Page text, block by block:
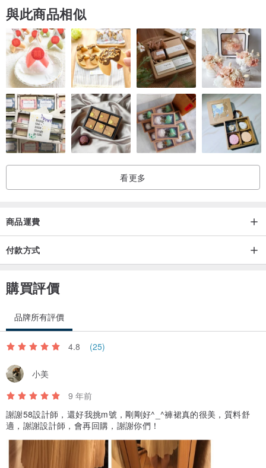
臀 寬： cm
褲 長：72 cm
Model/ 163cm 穿著尺寸F
--
洗 滌 方 式/
_ 手洗 / 機洗 / 乾洗
若使用洗衣機請放入洗衣袋內，勿脫水攪拌。
每件商品皆有洗水標，請依照洗水標的說明來洗滌衣物 ：）
注 意 事 項/
_ 商品會因電腦螢幕而有些許誤差，商品皆以實品為準。
_ 商品下單後，請查詢 5 8 交易政策，若有任何疑問，歡迎下單前詢
問：）
產地/製造方式
產地臺灣
與此商品相似
看更多
商品運費
付款方式
購買評價
品牌所有評價
4.8 (25)
小美
9 年前
謝謝58設計師，還好我挑m號，剛剛好^_^褲裙真的很美，質料舒
適，謝謝設計師，會再回購，謝謝你們！